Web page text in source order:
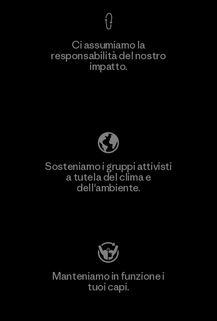
Ci assumiamo la
responsabilità del nostro
impatto.
Sosteniamo i gruppi attivisti
a tutela del clima e
dell'ambiente.
Manteniamo in funzione i
tuoi capi.